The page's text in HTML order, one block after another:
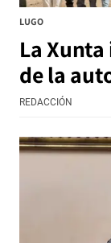
LUGO
La
de la
REDACCIÓN